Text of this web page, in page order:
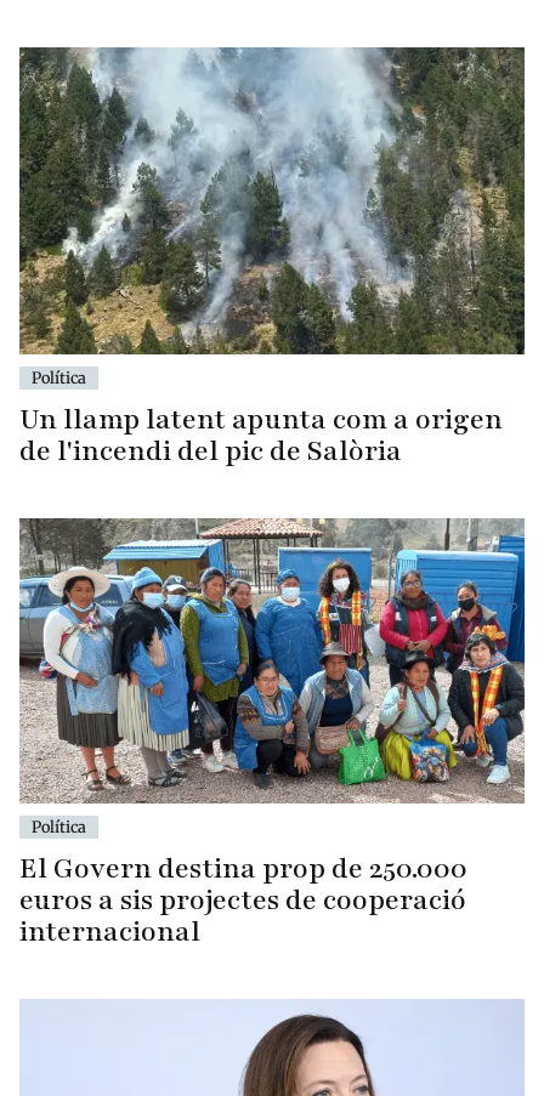
Política
Un llamp latent apunta com a origen
de l'incendi del pic de Salòria
Política
El Govern destina prop de 250.000
euros a sis projectes de cooperació
internacional